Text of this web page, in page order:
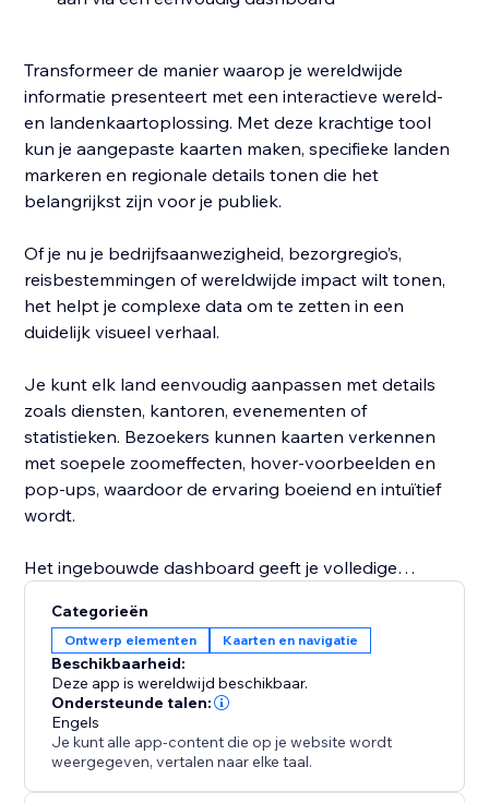
Transformeer de manier waarop je wereldwijde
informatie presenteert met een interactieve wereld-
en landenkaartoplossing. Met deze krachtige tool
kun je aangepaste kaarten maken, specifieke landen
markeren en regionale details tonen die het
belangrijkst zijn voor je publiek.
Of je nu je bedrijfsaanwezigheid, bezorgregio’s,
reisbestemmingen of wereldwijde impact wilt tonen,
het helpt je complexe data om te zetten in een
duidelijk visueel verhaal.
Je kunt elk land eenvoudig aanpassen met details
zoals diensten, kantoren, evenementen of
statistieken. Bezoekers kunnen kaarten verkennen
met soepele zoomeffecten, hover-voorbeelden en
pop-ups, waardoor de ervaring boeiend en intuïtief
wordt.
Het ingebouwde dashboard geeft je volledige
bewerken en te beheren. Het is flexibel en geschikt
voor bedrijven, non-profitorganisaties, docenten en
makers.
Categorieën
Ontwerp elementen Kaarten en navigatie
Beschikbaarheid:
Deze app is wereldwijd beschikbaar.
Ondersteunde talen:
Engels
Je kunt alle app-content die op je website wordt
weergegeven, vertalen naar elke taal.